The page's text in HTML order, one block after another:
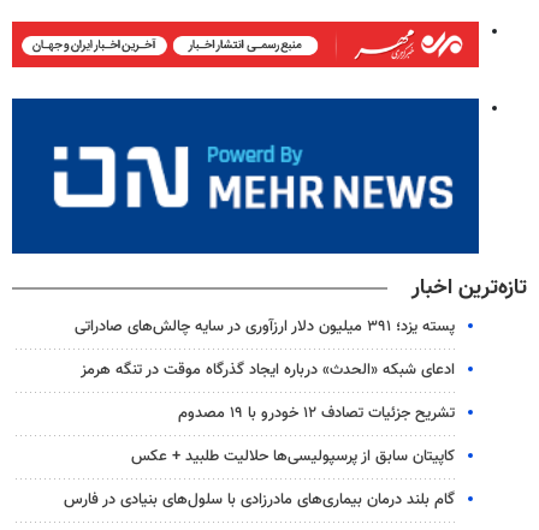
تازه‌ترین اخبار
پسته یزد؛ ۳۹۱ میلیون دلار ارزآوری در سایه چالش‌های صادراتی
ادعای شبکه «الحدث» درباره ایجاد گذرگاه موقت در تنگه هرمز
تشریح جزئیات تصادف ۱۲ خودرو با ۱۹ مصدوم
کاپیتان سابق از پرسپولیسی‌ها حلالیت طلبید + عکس
گام بلند درمان بیماری‌های مادرزادی با سلول‌های بنیادی در فارس